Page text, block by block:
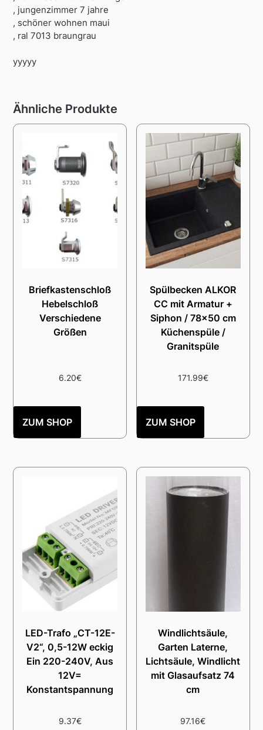
, jungenzimmer 7 jahre
, schöner wohnen maui
, ral 7013 braungrau
yyyyy
Ähnliche Produkte
Briefkastenschloß
Hebelschloß
Verschiedene
Größen
6.20€
ZUM SHOP
Spülbecken ALKOR
CC mit Armatur +
Siphon / 78×50 cm
Küchenspüle /
Granitspüle
171.99€
ZUM SHOP
LED-Trafo „CT-12E-
V2“, 0,5-12W eckig
Ein 220-240V, Aus
12V=
Konstantspannung
9.37€
Windlichtsäule,
Garten Laterne,
Lichtsäule, Windlicht
mit Glasaufsatz 74
cm
97.16€